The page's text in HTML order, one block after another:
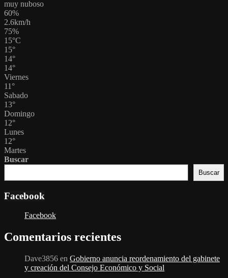
muy nuboso
60%
2.6km/h
75%
15°C
15°
14°
14°
Viernes
11 °
Sabado
13°
Domingo
12°
Lunes
12°
Martes
Buscar
Buscar
Facebook
Facebook
Comentarios recientes
Dave3856 en Gobierno anuncia reordenamiento del gabinete
y creación del Consejo Económico y Social